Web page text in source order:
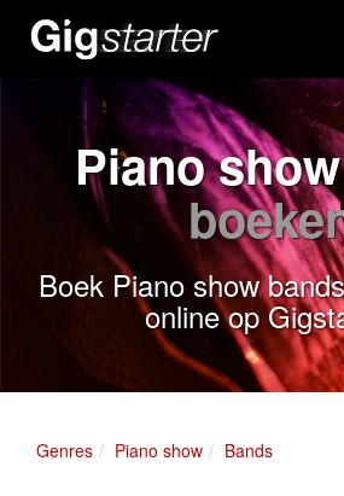
Piano
Boek Piano show
online op
Genres Piano show Bands